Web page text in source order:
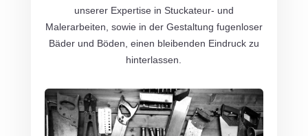
unserer Expertise in Stuckateur- und
Malerarbeiten, sowie in der Gestaltung fugenloser
Bäder und Böden, einen bleibenden Eindruck zu
hinterlassen.
Mit dem Laden des Videos akzeptieren Sie
die Datenschutzerklärung von YouTube.